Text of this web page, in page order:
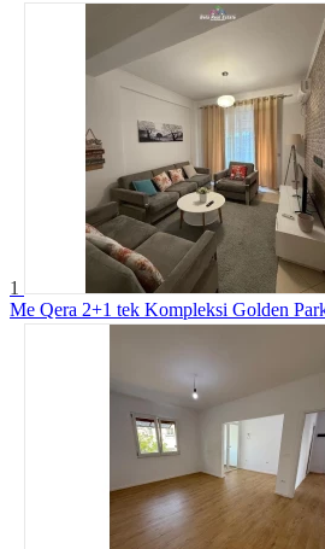
1
Me Qera 2+1 tek Kompleksi Golden